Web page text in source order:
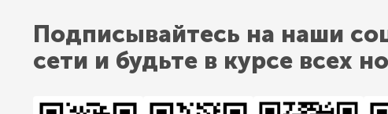
Подписывайтесь на наши
сети и будьте в курсе всех